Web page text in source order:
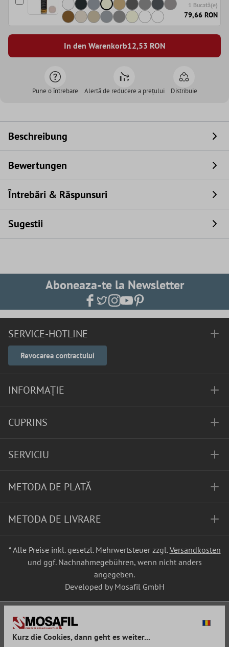
1 Bucată(e)
79,66 RON
In den Warenkorb12,53 RON
Pune o întrebare Alertă de reducere a prețului Distribuie
Beschreibung
Bewertungen
Întrebări & Răspunsuri
Sugestii
Aboneaza-te la Newsletter
SERVICE-HOTLINE
Revocarea contractului
INFORMAȚIE
CUPRINS
SERVICIU
METODA DE PLATĂ
METODA DE LIVRARE
* Alle Preise inkl. gesetzl. Mehrwertsteuer zzgl.Versandkosten
und ggf. Nachnahmegebühren, wenn nicht anders
angegeben.
Developed by Mosafil GmbH
Kurz die Cookies, dann geht es weiter...